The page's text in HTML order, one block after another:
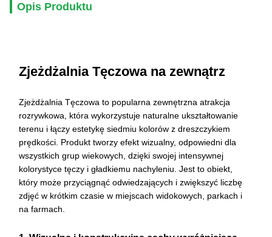
Opis Produktu
Zjeżdżalnia Tęczowa na zewnątrz
Zjeżdżalnia Tęczowa to popularna zewnętrzna atrakcja
rozrywkowa, która wykorzystuje naturalne ukształtowanie
terenu i łączy estetykę siedmiu kolorów z dreszczykiem
prędkości. Produkt tworzy efekt wizualny, odpowiedni dla
wszystkich grup wiekowych, dzięki swojej intensywnej
kolorystyce tęczy i gładkiemu nachyleniu. Jest to obiekt,
który może przyciągnąć odwiedzających i zwiększyć liczbę
zdjęć w krótkim czasie w miejscach widokowych, parkach i
na farmach.